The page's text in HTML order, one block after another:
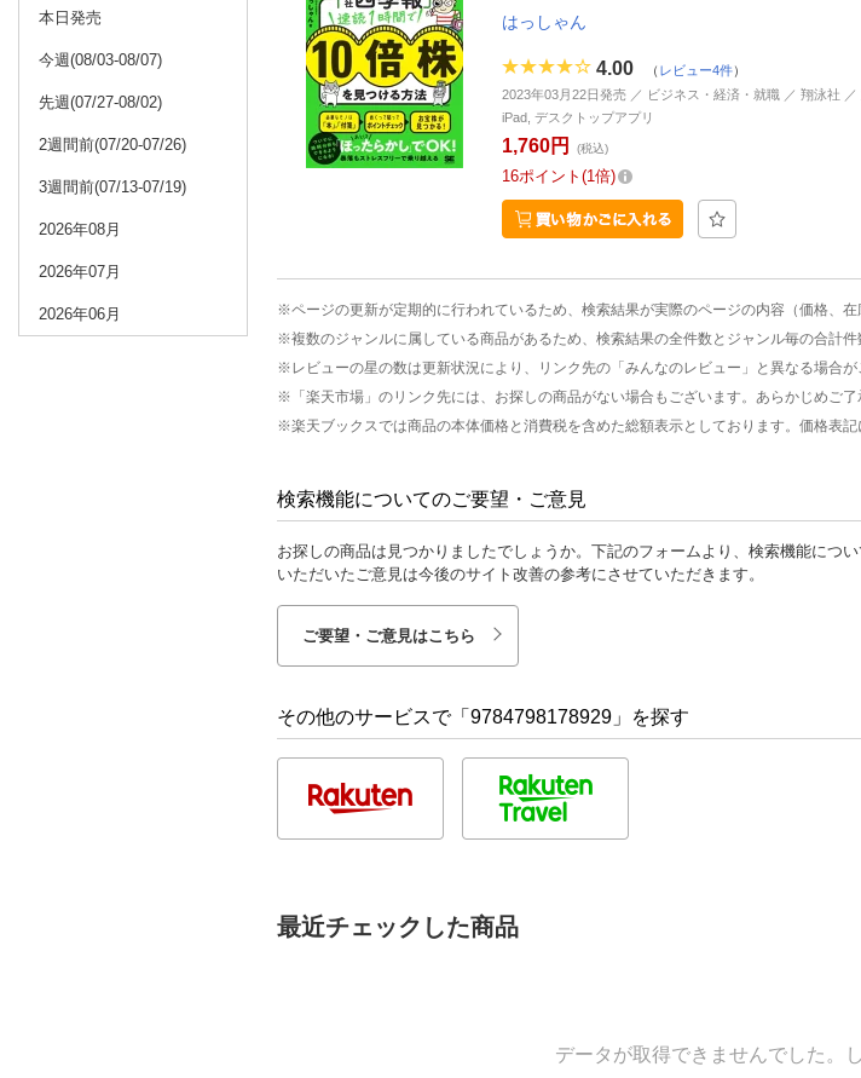
本日発売
今週(08/03-08/07)
先週(07/27-08/02)
2週間前(07/20-07/26)
3週間前(07/13-07/19)
2026年08月
2026年07月
2026年06月
はっしゃん
4.00 （ レビュー4件）
2023年03月22日発売 ／ ビジネス・経済・就職 ／ 翔泳社
iPad, デスクトップアプリ
1,760円 (税込)
16ポイント 1倍
※ページの更新が定期的に行われているため、検索結果が実際のページの内容（価格、
※複数のジャンルに属している商品があるため、検索結果の全件数とジャンル毎の合計件
※レビューの星の数は更新状況により、リンク先の「みんなのレビュー」と異なる場合が
※「楽天市場」のリンク先には、お探しの商品がない場合もございます。あらかじめご
※楽天ブックスでは商品の本体価格と消費税を含めた総額表示としております。価格表記
検索機能についてのご要望・ご意見
お探しの商品は見つかりましたでしょうか。下記のフォームより、検索機能につい
いただいたご意見は今後のサイト改善の参考にさせていただきます。
ご要望・ご意見はこちら
その他のサービスで「9784798178929」を探す
最近チェックした商品
データが取得できませんでした。